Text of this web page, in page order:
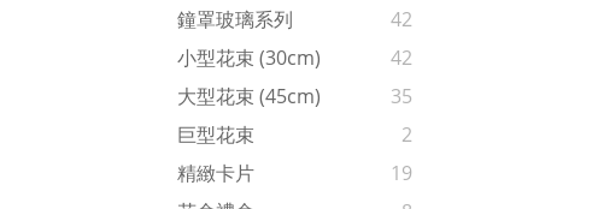
鐘罩玻璃系列
42
小型花束 (30cm)
42
大型花束 (45cm)
35
巨型花束
2
精緻卡片
19